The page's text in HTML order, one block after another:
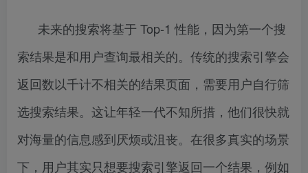
未来的搜索将基于 Top-1 性能，因为第一个搜
索结果是和用户查询最相关的。传统的搜索引擎会
返回数以千计不相关的结果页面，需要用户自行筛
选搜索结果。这让年轻一代不知所措，他们很快就
对海量的信息感到厌烦或沮丧。在很多真实的场景
下，用户其实只想要搜索引擎返回一个结果，例如